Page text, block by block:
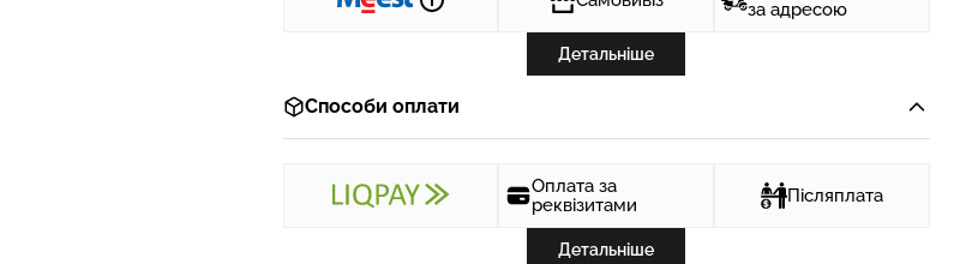
за адресою
Детальніше
Способи оплати
Оплата за
реквізитами
Післяплата
Детальніше